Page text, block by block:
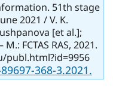
51th stage
2021 / V. K.
[et al.];
FCTAS RAS, 2021.
publ.html?id=9956
368-3.2021.